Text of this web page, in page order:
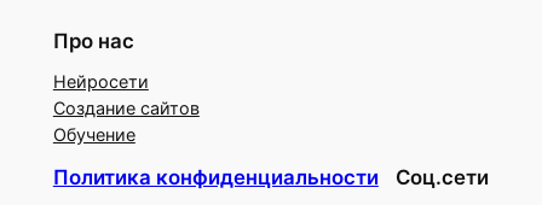
Про нас
Нейросети
Создание сайтов
Обучение
Политика конфиденциальности Соц.сети